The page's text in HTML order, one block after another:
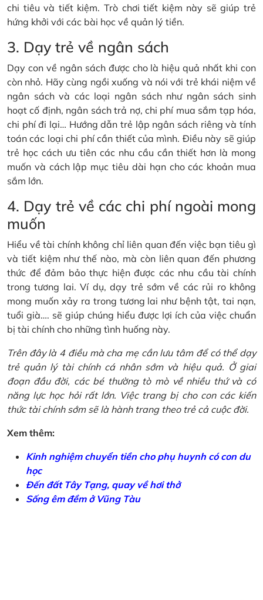
chi tiêu và tiết kiệm. Trò chơi tiết kiệm này sẽ giúp trẻ
hứng khởi với các bài học về quản lý tiền.
3. Dạy trẻ về ngân sách
Dạy con về ngân sách được cho là hiệu quả nhất khi con
còn nhỏ. Hãy cùng ngồi xuống và nói với trẻ khái niệm về
ngân sách và các loại ngân sách như ngân sách sinh
hoạt cố định, ngân sách trả nợ, chi phí mua sắm tạp hóa,
chi phí đi lại… Hướng dẫn trẻ lập ngân sách riêng và tính
toán các loại chi phí cần thiết của mình. Điều này sẽ giúp
trẻ học cách ưu tiên các nhu cầu cần thiết hơn là mong
muốn và cách lập mục tiêu dài hạn cho các khoản mua
sắm lớn.
4. Dạy trẻ về các chi phí ngoài mong
muốn
Hiểu về tài chính không chỉ liên quan đến việc bạn tiêu gì
và tiết kiệm như thế nào, mà còn liên quan đến phương
thức để đảm bảo thực hiện được các nhu cầu tài chính
trong tương lai. Ví dụ, dạy trẻ sớm về các rủi ro không
mong muốn xảy ra trong tương lai như bệnh tật, tai nạn,
tuổi già…. sẽ giúp chúng hiểu được lợi ích của việc chuẩn
bị tài chính cho những tình huống này.
Trên đây là 4 điều mà cha mẹ cần lưu tâm để có thể dạy
trẻ quản lý tài chính cá nhân sớm và hiệu quả. Ở giai
đoạn đầu đời, các bé thường tò mò về nhiều thứ và có
năng lực học hỏi rất lớn. Việc trang bị cho con các kiến
thức tài chính sớm sẽ là hành trang theo trẻ cả cuộc đời.
Xem thêm:
Kinh nghiệm chuyển tiền cho phụ huynh có con du
học
Đến đất Tây Tạng, quay về hơi thở
Sống êm đềm ở Vũng Tàu